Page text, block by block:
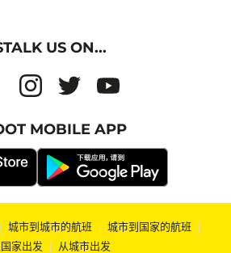
US ON...
MOBILE APP
| 城市到城市的航班 | 城市到国家的航班 |
家出发 | 从城市出发